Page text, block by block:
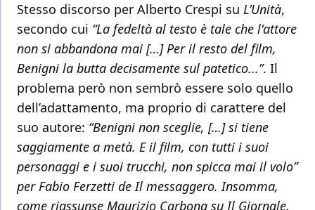
Stesso discorso per Alberto Crespi su L’Unità,
secondo cui “La fedeltà al testo è tale che l'attore
non si abbandona mai […] Per il resto del film,
Benigni la butta decisamente sul patetico...”. Il
problema però non sembrò essere solo quello
dell’adattamento, ma proprio di carattere del
suo autore: “Benigni non sceglie, […] si tiene
saggiamente a metà. E il film, con tutti i suoi
personaggi e i suoi trucchi, non spicca mai il volo”
per Fabio Ferzetti de Il messaggero. Insomma,
come riassunse Maurizio Carbona su Il Giornale,